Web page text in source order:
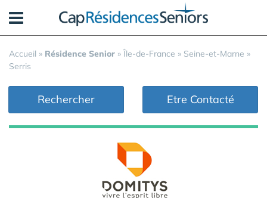
Accueil » Résidence Senior » Île-de-France » Seine-et-Marne »
Serris
Rechercher Etre Contacté